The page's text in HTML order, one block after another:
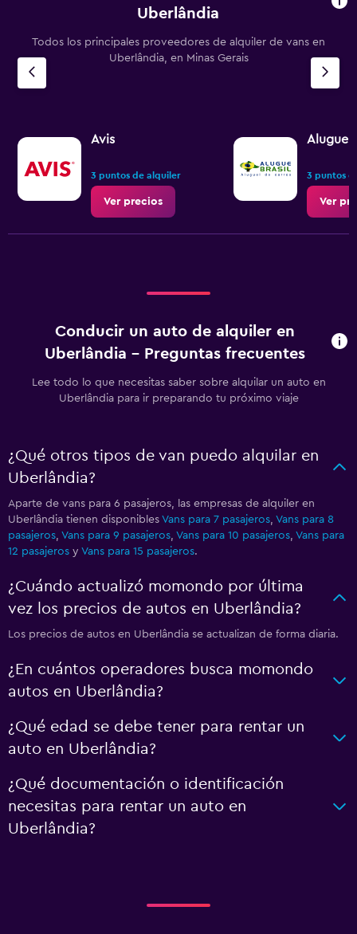
Uberlândia
Todos los principales proveedores de alquiler de vans en
Uberlândia, en Minas Gerais
Avis
3 puntos de alquiler
Ver precios
Alugue
3 puntos
Ver
Conducir un auto de alquiler en
Uberlândia - Preguntas frecuentes
Lee todo lo que necesitas saber sobre alquilar un auto en
Uberlândia para ir preparando tu próximo viaje
¿Qué otros tipos de van puedo alquilar en
Uberlândia?
Aparte de vans para 6 pasajeros, las empresas de alquiler en
Uberlândia tienen disponibles Vans para 7 pasajeros, Vans para 8
pasajeros, Vans para 9 pasajeros, Vans para 10 pasajeros, Vans para
12 pasajeros y Vans para 15 pasajeros.
¿Cuándo actualizó momondo por última
vez los precios de autos en Uberlândia?
Los precios de autos en Uberlândia se actualizan de forma diaria.
¿En cuántos operadores busca momondo
autos en Uberlândia?
¿Qué edad se debe tener para rentar un
auto en Uberlândia?
¿Qué documentación o identificación
necesitas para rentar un auto en
Uberlândia?